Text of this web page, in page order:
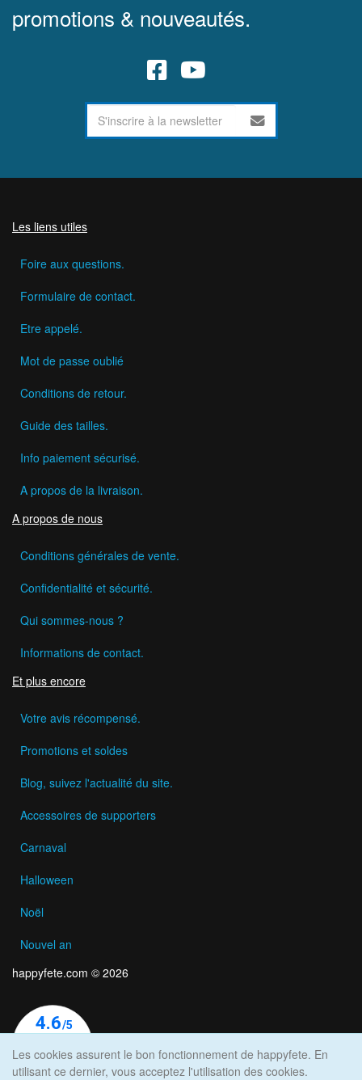
promotions & nouveautés.
Les liens utiles
Foire aux questions.
Formulaire de contact.
Etre appelé.
Mot de passe oublié
Conditions de retour.
Guide des tailles.
Info paiement sécurisé.
A propos de la livraison.
A propos de nous
Conditions générales de vente.
Confidentialité et sécurité.
Qui sommes-nous ?
Informations de contact.
Et plus encore
Votre avis récompensé.
Promotions et soldes
Blog, suivez l'actualité du site.
Accessoires de supporters
Carnaval
Halloween
Noël
Nouvel an
happyfete.com © 2026
Les cookies assurent le bon fonctionnement de happyfete. En
utilisant ce dernier, vous acceptez l'utilisation des cookies.